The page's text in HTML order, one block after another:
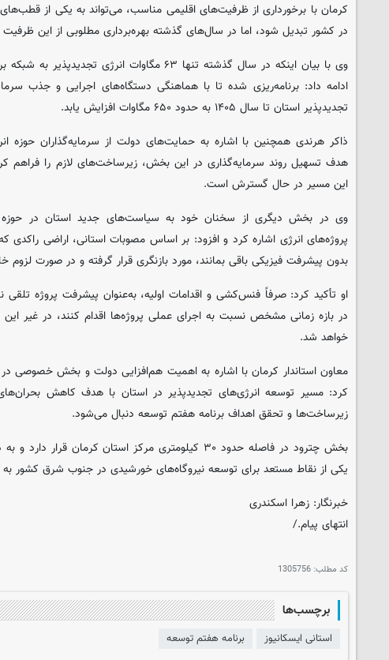
کرمان با برخورداری از ظرفیت‌های اقلیمی مناسب، می‌تواند به یکی از
در کشور تبدیل شود، اما در سال‌های گذشته بهره‌برداری مطلوبی از این
وی با بیان اینکه در سال گذشته تنها ۶۳ مگاوات انرژی
ادامه داد: برنامه‌ریزی شده تا با هماهنگی دستگاه‌های اجرایی و جذب
تجدیدپذیر استان تا سال ۱۴۰۵ به حدود ۶۵۰ مگاوات افزایش یابد.
ذاکر هرندی همچنین با اشاره به حمایت‌های دولت از سرمایه‌گذاران حوزه
هدف تسهیل روند سرمایه‌گذاری در این بخش، زیرساخت‌های لازم را فراهم
این مسیر در حال گسترش است.
وی در بخش دیگری از سخنان خود به سیاست‌های جدید استان در حوزه
پروژه‌های انرژی اشاره کرد و افزود: بر اساس مصوبات استانی، اراضی
بدون پیشرفت فیزیکی باقی بمانند، مورد بازنگری قرار گرفته و در صورت لزوم
او تأکید کرد: صرفاً فنس‌کشی و اقدامات اولیه، به‌عنوان پیشرفت پروژه تلقی
در بازه زمانی مشخص نسبت به اجرای عملی پروژه‌ها اقدام کنند، در غیر
خواهد شد.
معاون استاندار کرمان با اشاره به اهمیت هم‌افزایی دولت و بخش خصوصی
کرد: مسیر توسعه انرژی‌های تجدیدپذیر در استان با هدف کاهش
زیرساخت‌ها و تحقق اهداف برنامه هفتم توسعه دنبال می‌شود.
بخش چترود در فاصله حدود ۳۰ کیلومتری مرکز استان کرمان
یکی از نقاط مستعد برای توسعه نیروگاه‌های خورشیدی در جنوب شرق کشور
خبرنگار: زهرا اسکندری
انتهای پیام./
کد مطلب: 1305756
برچسب‌ها
استانی ایسکانیوز برنامه هفتم توسعه